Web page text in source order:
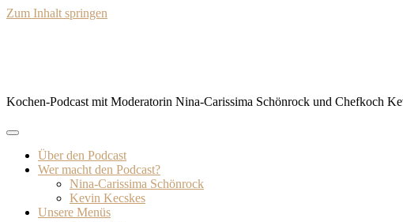
Zum Inhalt springen
Kochen-Podcast mit Moderatorin Nina-Carissima Schönrock und Chefkoch
Über den Podcast
Wer macht den Podcast?
Nina-Carissima Schönrock
Kevin Kecskes
Unsere Menüs